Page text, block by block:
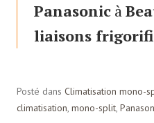
Panasonic à
liaisons
Posté dans Climatisation mono-
climatisation, mono-split,